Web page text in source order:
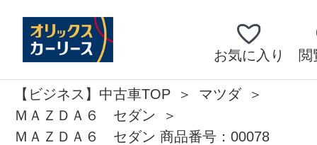
お気に入り 閲
【ビジネス】中古車TOP
マツダ
ＭＡＺＤＡ６ セダン
ＭＡＺＤＡ６ セダン 商品番号：00078